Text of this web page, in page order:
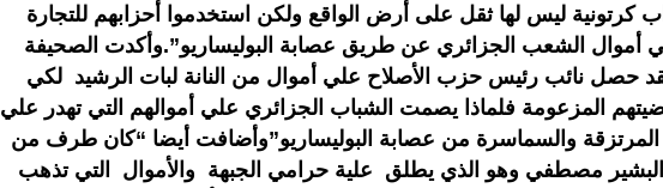
كرتونية ليس لها ثقل على أرض الواقع ولكن استخدموا أحزابهم للتجارة
أموال الشعب الجزائري عن طريق عصابة البوليساريو”.وأكدت الصحيفة
حصل نائب رئيس حزب الأصلاح علي أموال من النانة لبات الرشيد لكي
المزعومة فلماذا يصمت الشباب الجزائري علي أموالهم التي تهدر علي
والسماسرة من عصابة البوليساريو”وأضافت أيضا “كان طرف من
مصطفي وهو الذي يطلق علية حرامي الجبهة والأموال التي تذهب